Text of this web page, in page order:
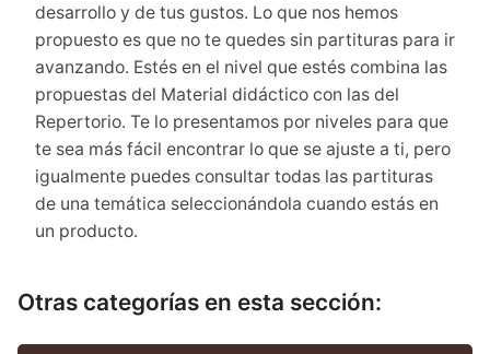
desarrollo y de tus gustos. Lo que nos hemos
propuesto es que no te quedes sin partituras para ir
avanzando. Estés en el nivel que estés combina las
propuestas del Material didáctico con las del
Repertorio. Te lo presentamos por niveles para que
te sea más fácil encontrar lo que se ajuste a ti, pero
igualmente puedes consultar todas las partituras
de una temática seleccionándola cuando estás en
un producto.
Otras categorías en esta sección: